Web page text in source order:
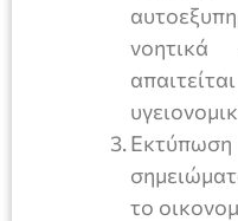
το